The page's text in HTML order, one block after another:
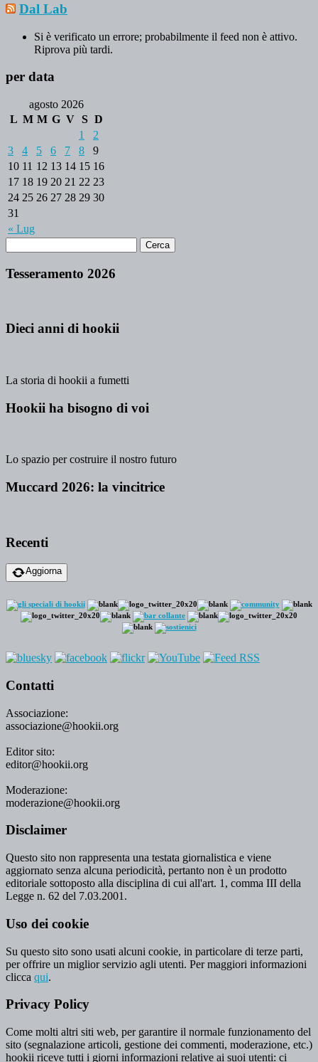
Dal Lab
Si è verificato un errore; probabilmente il feed non è attivo.
Riprova più tardi.
per data
agosto 2026
L M M G V S D
« Lug
1
2
3
4 5 6 7 8
9
10 11 12 13 14 15 16
17 18 19 20 21 22 23
24 25 26 27 28 29 30
31
Tesseramento 2026
Dieci anni di hookii
La storia di hookii a fumetti
Hookii ha bisogno di voi
Lo spazio per costruire il nostro futuro
Muccard 2026: la vincitrice
Recenti
Aggiorna
Contatti
Associazione:
associazione@hookii.org
Editor sito:
editor@hookii.org
Moderazione:
moderazione@hookii.org
Disclaimer
Questo sito non rappresenta una testata giornalistica e viene
aggiornato senza alcuna periodicità, pertanto non è un prodotto
editoriale sottoposto alla disciplina di cui all'art. 1, comma III della
Legge n. 62 del 7.03.2001.
Uso dei cookie
Su questo sito sono usati alcuni cookie, in particolare di terze parti,
per offrire un miglior servizio agli utenti. Per maggiori informazioni
clicca qui.
Privacy Policy
Come molti altri siti web, per garantire il normale funzionamento del
sito (segnalazione articoli, gestione dei commenti, moderazione, etc.)
hookii riceve tutti i giorni informazioni relative ai suoi utenti: ci